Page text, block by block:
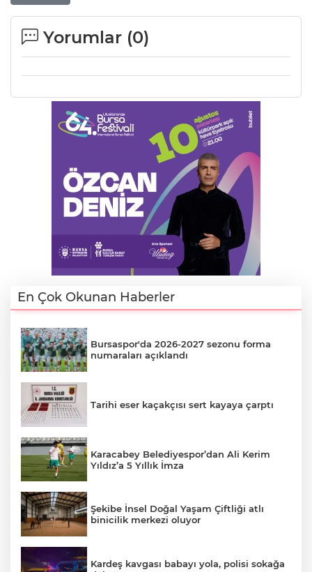
Yorumlar (0)
En Çok Okunan Haberler
Bursaspor'da 2026-2027 sezonu forma
numaraları açıklandı
Tarihi eser kaçakçısı sert kayaya çarptı
Karacabey Belediyespor’dan Ali Kerim
Yıldız’a 5 Yıllık İmza
Şekibe İnsel Doğal Yaşam Çiftliği atlı
binicilik merkezi oluyor
Kardeş kavgası babayı yola, polisi sokağa